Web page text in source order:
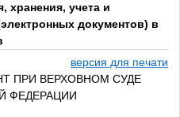
хранения, учета и
документов) в
версия для печати
ПРИ ВЕРХОВНОМ СУДЕ
ФЕДЕРАЦИИ